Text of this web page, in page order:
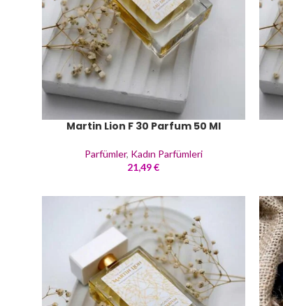
Martin Lion F 30 Parfum 50 Ml
Parfümler, Kadın Parfümleri
21,49€